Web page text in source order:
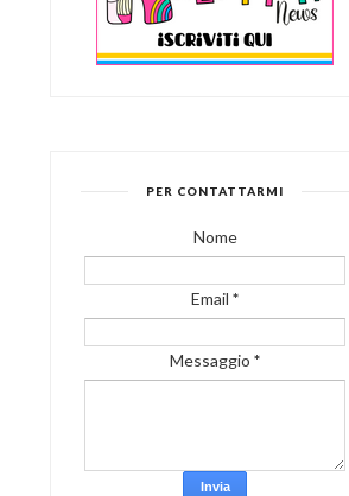
PER CONTATTARMI
Nome
Email*
Messaggio*